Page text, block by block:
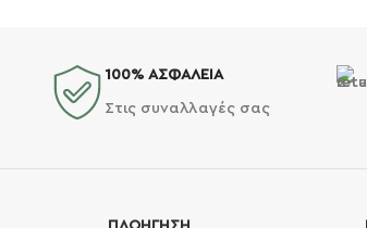
100% ΑΣΦΑΛΕΙΑ
Στις συναλλαγές σας